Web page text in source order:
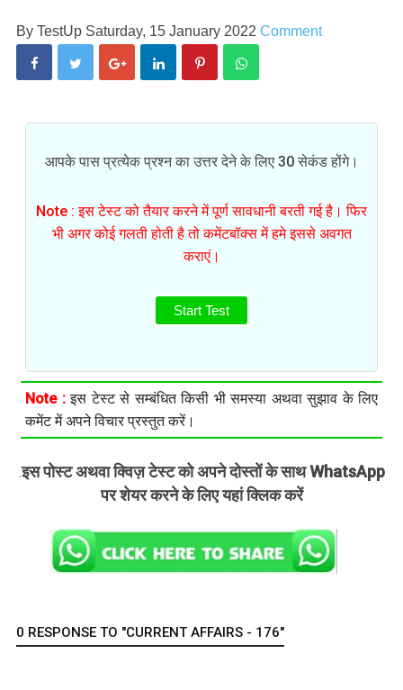
By TestUp Saturday, 15 January 2022 Comment
आपके पास प्रत्येक प्रश्न का उत्तर देने के लिए 30 सेकंड होंगे।
Note : इस टेस्ट को तैयार करने में पूर्ण सावधानी बरती गई है। फिर
भी अगर कोई गलती होती है तो कमेंटबॉक्स में हमे इससे अवगत
कराएं।
Start Test
Note :इस टेस्ट से सम्बंधित किसी भी समस्या अथवा सुझाव के लिए
कमेंट में अपने विचार प्रस्तुत करें।
.इस पोस्ट अथवा क्विज़ टेस्ट को अपने दोस्तों के साथ WhatsApp
पर शेयर करने के लिए यहां क्लिक करें
0 RESPONSE TO "CURRENT AFFAIRS - 176"